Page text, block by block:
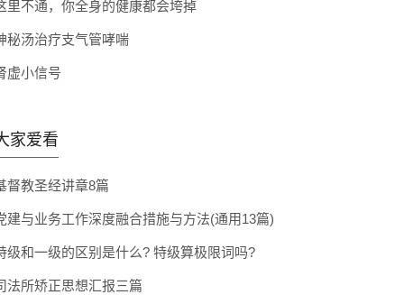
里不通，你全身的健康都会垮掉
秘汤治疗支气管哮喘
虚小信号
家爱看
督教圣经讲章8篇
建与业务工作深度融合措施与方法(通用13篇)
级和一级的区别是什么? 特级算极限词吗?
法所矫正思想汇报三篇